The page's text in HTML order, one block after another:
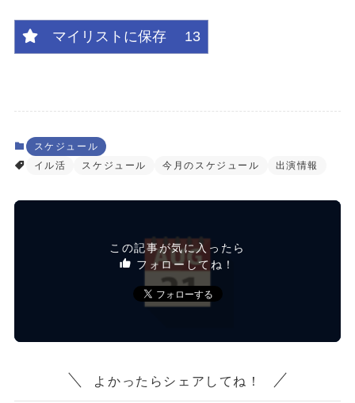
マイリストに保存 13
スケジュール
イル活
スケジュール 今月のスケジュール 出演情報
この記事が気に入ったら
フォローしてね！
よかったらシェアしてね！